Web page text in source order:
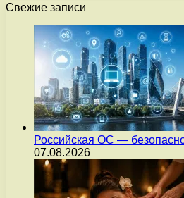
Свежие записи
Российская ОС —
07.08.2026